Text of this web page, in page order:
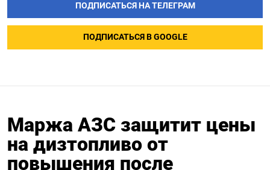
ПОДПИСАТЬСЯ НА ТЕЛЕГРАМ
ПОДПИСАТЬСЯ В GOOGLE
Маржа АЗС защитит цены
на дизтопливо от
повышения после